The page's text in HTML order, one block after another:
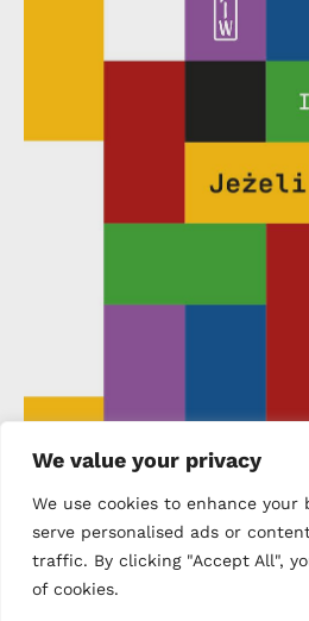
We value your privacy
We use cookies to enhance your
serve personalised ads or
traffic. By clicking "Accept All",
of cookies.